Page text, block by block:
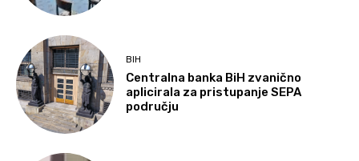
BIH
Centralna banka BiH zvanično
aplicirala za pristupanje SEPA
području